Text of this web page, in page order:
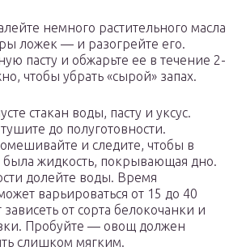
немного растительного масла
ложек — и разогрейте его.
пасту и обжарьте ее в течение 2-
чтобы убрать «сырой» запах.
стакан воды, пасту и уксус.
до полуготовности.
и следите, чтобы в
была жидкость, покрывающая дно.
долейте воды. Время
варьироваться от 15 до 40
от сорта белокочанки и
Пробуйте — овощ должен
слишком мягким.